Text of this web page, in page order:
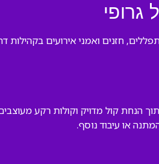
גרופי
חזנים ואמני אירועים בקהילות
הנחת קול מדויק וקולות רקע
או עיבוד נוסף.